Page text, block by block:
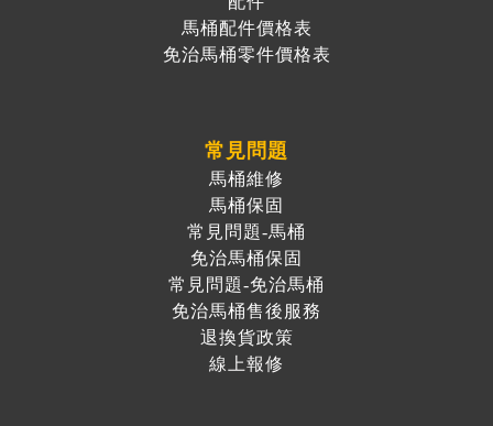
馬桶配件價格表
免治馬桶零件價格表
常見問題
馬桶維修
馬桶保固
常見問題-馬桶
免治馬桶保固
常見問題-免治馬桶
免治馬桶售後服務
退換貨政策
線上報修